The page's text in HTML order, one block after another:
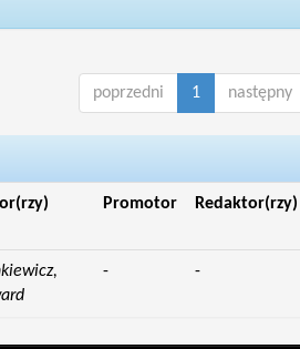
poprzedni 1 następny
Promotor Redaktor(rzy)
- -